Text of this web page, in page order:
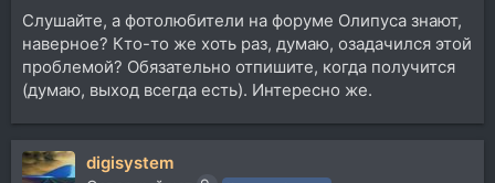
Слушайте, а фотолюбители на форуме Олипуса знают,
наверное? Кто-то же хоть раз, думаю, озадачился этой
проблемой? Обязательно отпишите, когда получится
(думаю, выход всегда есть). Интересно же.
digisystem